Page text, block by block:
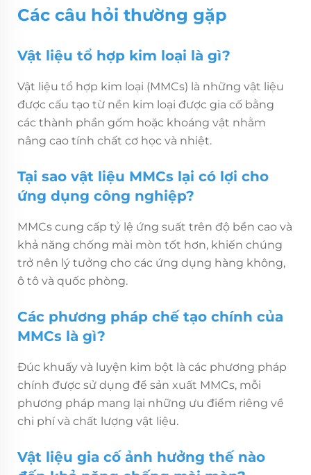
Các câu hỏi thường gặp
Vật liệu tổ hợp kim loại là gì?
Vật liệu tổ hợp kim loại (MMCs) là những vật liệu
được cấu tạo từ nền kim loại được gia cố bằng
các thành phần gốm hoặc khoáng vật nhằm
nâng cao tính chất cơ học và nhiệt.
Tại sao vật liệu MMCs lại có lợi cho
ứng dụng công nghiệp?
MMCs cung cấp tỷ lệ ứng suất trên độ bền cao và
khả năng chống mài mòn tốt hơn, khiến chúng
trở nên lý tưởng cho các ứng dụng hàng không,
ô tô và quốc phòng.
Các phương pháp chế tạo chính của
MMCs là gì?
Đúc khuấy và luyện kim bột là các phương pháp
chính được sử dụng để sản xuất MMCs, mỗi
phương pháp mang lại những ưu điểm riêng về
chi phí và chất lượng vật liệu.
Vật liệu gia cố ảnh hưởng thế nào